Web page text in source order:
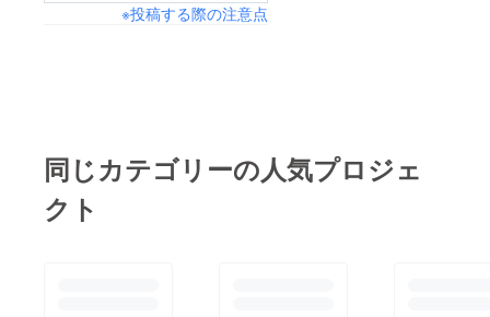
シンに抜かれポジショ
入。セーフティーカー
が解除された周に、再
※投稿する際の注意点
同じカテゴリーの人気プロジェ
クト